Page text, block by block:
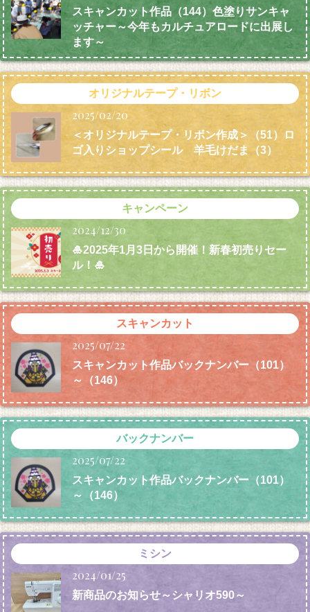
スキャンカット作品（144）色塗りサンキャ
ッチャー～今年もカルチュアロードに出展し
ます～
オリジナルテープ・リボン
2025/02/20
＜オリジナルテープ・リボン作成＞（51）ロ
ゴ入りショップシール 羊毛けだま （3）
キャンペーン
2024/12/30
🎍2025年1月3日から開催！新春初売りセー
ル！🎍
スキャンカット
2025/07/22
スキャンカット作品バックナンバー（101）
～（146）
バックナンバー
2025/07/22
スキャンカット作品バックナンバー（101）
～（146）
ミシン
2024/01/25
新商品のお知らせ～シャリオ590～